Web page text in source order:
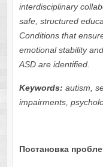
interdisciplinary
safe, structured
Conditions that
emotional stability
ASD are identified.
Keywords: autism,
impairments,
Постановка